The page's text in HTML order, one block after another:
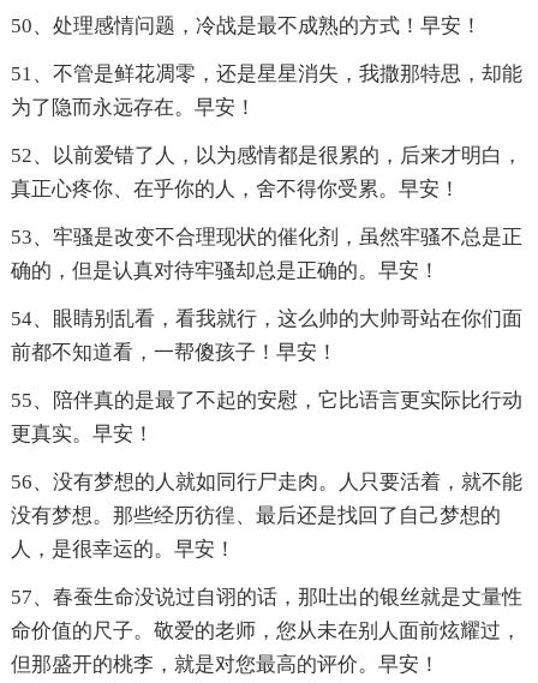
50、处理感情问题，冷战是最不成熟的方式！早安！
51、不管是鲜花凋零，还是星星消失，我撒那特思，却能
为了隐而永远存在。早安！
52、以前爱错了人，以为感情都是很累的，后来才明白，
真正心疼你、在乎你的人，舍不得你受累。早安！
53、牢骚是改变不合理现状的催化剂，虽然牢骚不总是正
确的，但是认真对待牢骚却总是正确的。早安！
54、眼睛别乱看，看我就行，这么帅的大帅哥站在你们面
前都不知道看，一帮傻孩子！早安！
55、陪伴真的是最了不起的安慰，它比语言更实际比行动
更真实。早安！
56、没有梦想的人就如同行尸走肉。人只要活着，就不能
没有梦想。那些经历彷徨、最后还是找回了自己梦想的
人，是很幸运的。早安！
57、春蚕生命没说过自诩的话，那吐出的银丝就是丈量性
命价值的尺子。敬爱的老师，您从未在别人面前炫耀过，
但那盛开的桃李，就是对您最高的评价。早安！